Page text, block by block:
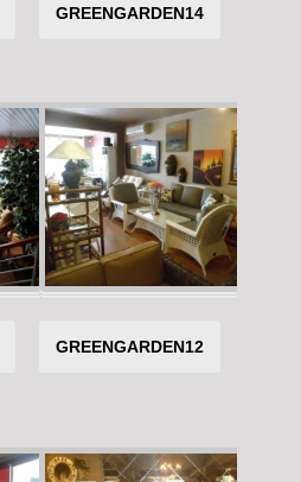
GREENGARDEN14
GREENGARDEN12